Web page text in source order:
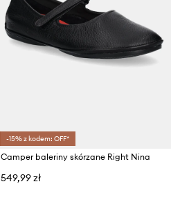
-15% z kodem: OFF*
Camper baleriny skórzane Right Nina
549,99 zł